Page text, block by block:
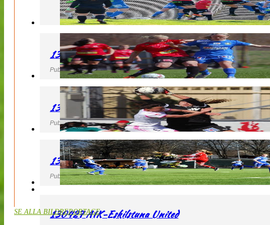
130427 LB 07 – QBIK
Publicerad 27 April 2013, 22:40
130427 IF Limhamn Bunkeflo – QBIK
Publicerad 27 April 2013, 21:10
130427 LdB FC Malmö – Mallbackens IF
Publicerad 27 April 2013, 20:54
130427 AIK-Eskilstuna United
SE ALLA BILDREPORTAGE